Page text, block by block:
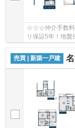
☆☆☆仲介手数料
リ保証5年！地盤
売買 | 新築一戸建 名